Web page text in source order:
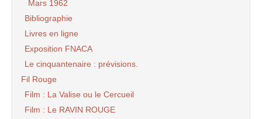
Mars 1962
Bibliographie
Livres en ligne
Exposition FNACA
Le cinquantenaire : prévisions.
Fil Rouge
Film : La Valise ou le Cercueil
Film : Le RAVIN ROUGE